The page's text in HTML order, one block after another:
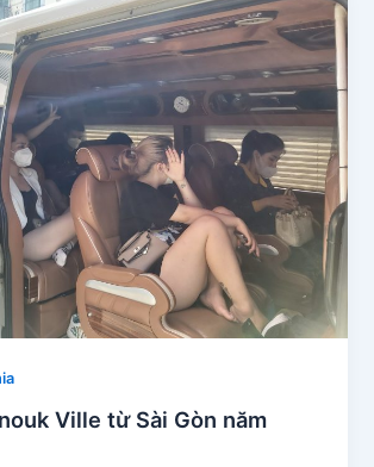
Ville từ Sài Gòn năm